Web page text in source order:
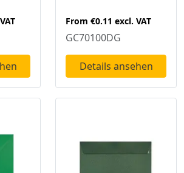
From €0.11 excl. VAT
GC70100DG
Details ansehen